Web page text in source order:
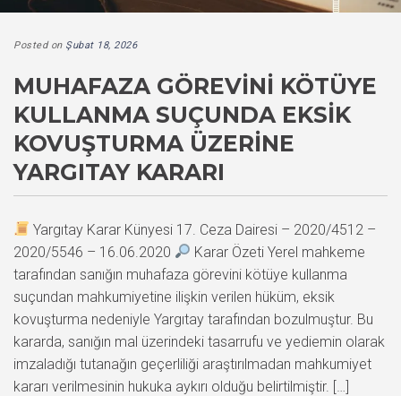
Posted on Şubat 18, 2026
MUHAFAZA GÖREVINI KÖTÜYE
KULLANMA SUÇUNDA EKSIK
KOVUŞTURMA ÜZERINE
YARGITAY KARARI
Yargıtay Karar Künyesi 17. Ceza Dairesi – 2020/4512 –
2020/5546 – 16.06.2020
Karar Özeti Yerel mahkeme
tarafından sanığın muhafaza görevini kötüye kullanma
suçundan mahkumiyetine ilişkin verilen hüküm, eksik
kovuşturma nedeniyle Yargıtay tarafından bozulmuştur. Bu
kararda, sanığın mal üzerindeki tasarrufu ve yediemin olarak
imzaladığı tutanağın geçerliliği araştırılmadan mahkumiyet
kararı verilmesinin hukuka aykırı olduğu belirtilmiştir. […]